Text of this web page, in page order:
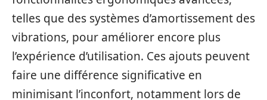
telles que des systèmes d’amortissement des
vibrations, pour améliorer encore plus
l’expérience d’utilisation. Ces ajouts peuvent
faire une différence significative en
minimisant l’inconfort, notamment lors de